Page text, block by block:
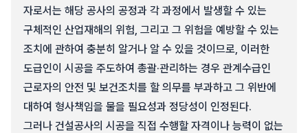
자로서는 해당 공사의 공정과 각 과정에서 발생할 수 있는
구체적인 산업재해의 위험, 그리고 그 위험을 예방할 수 있는
조치에 관하여 충분히 알거나 알 수 있을 것이므로, 이러한
도급인이 시공을 주도하여 총괄·관리하는 경우 관계수급인
근로자의 안전 및 보건조치를 할 의무를 부과하고 그 위반에
대하여 형사책임을 물을 필요성과 정당성이 인정된다.
그러나 건설공사의 시공을 직접 수행할 자격이나 능력이 없는